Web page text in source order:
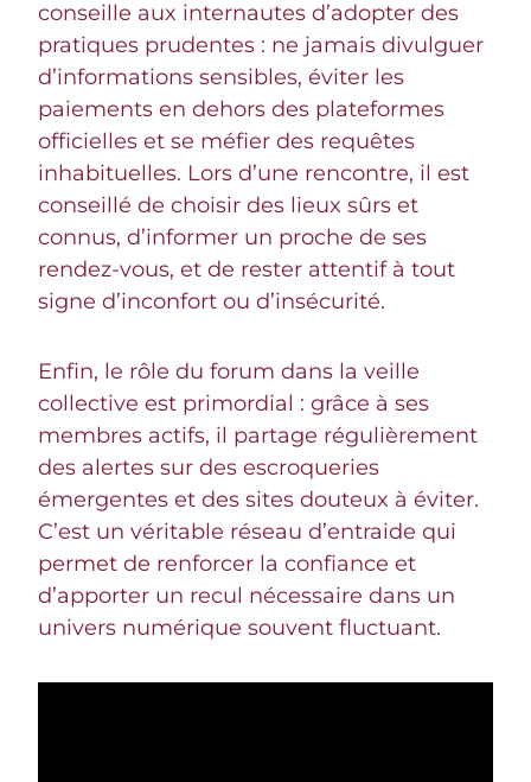
conseille aux internautes d’adopter des
pratiques prudentes : ne jamais divulguer
d’informations sensibles, éviter les
paiements en dehors des plateformes
officielles et se méfier des requêtes
inhabituelles. Lors d’une rencontre, il est
conseillé de choisir des lieux sûrs et
connus, d’informer un proche de ses
rendez-vous, et de rester attentif à tout
signe d’inconfort ou d’insécurité.
Enfin, le rôle du forum dans la veille
collective est primordial : grâce à ses
membres actifs, il partage régulièrement
des alertes sur des escroqueries
émergentes et des sites douteux à éviter.
C’est un véritable réseau d’entraide qui
permet de renforcer la confiance et
d’apporter un recul nécessaire dans un
univers numérique souvent fluctuant.